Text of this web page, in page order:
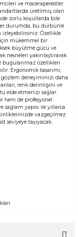
ve maceraperestler
üretilmiş olan
zorlu koşullarda bile
durumda, bu dürbünle
izleyebilirsiniz. Özellikle
mükemmel bir
büyütme gücü ve
nesneleri yakınlaştırarak
buğulanmaz özellikleri
Ergonomik tasarımı,
deneyiminizi daha
renk derinliğini ve
elde etmenizi sağlar.
hem de profesyonel
sağlam yapısı ile yıllarca
vazgeçilmez
seviyeye taşıyacak.